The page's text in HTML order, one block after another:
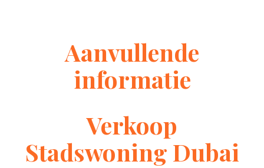
Aanvullende
informatie
Verkoop
Stadswoning Dubai